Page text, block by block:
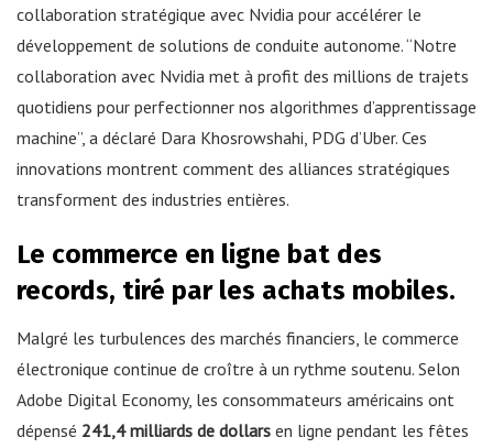
collaboration stratégique avec Nvidia pour accélérer le
développement de solutions de conduite autonome. “Notre
collaboration avec Nvidia met à profit des millions de trajets
quotidiens pour perfectionner nos algorithmes d’apprentissage
machine”, a déclaré Dara Khosrowshahi, PDG d’Uber. Ces
innovations montrent comment des alliances stratégiques
transforment des industries entières.
Le commerce en ligne bat des
records, tiré par les achats mobiles.
Malgré les turbulences des marchés financiers, le commerce
électronique continue de croître à un rythme soutenu. Selon
Adobe Digital Economy, les consommateurs américains ont
dépensé 241,4 milliards de dollars en ligne pendant les fêtes